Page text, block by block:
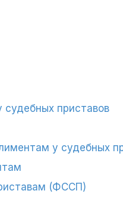
судебных приставов
у судебных
(ФССП)